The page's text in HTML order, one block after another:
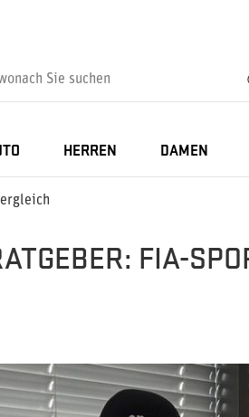
HERREN DAMEN
FIA-